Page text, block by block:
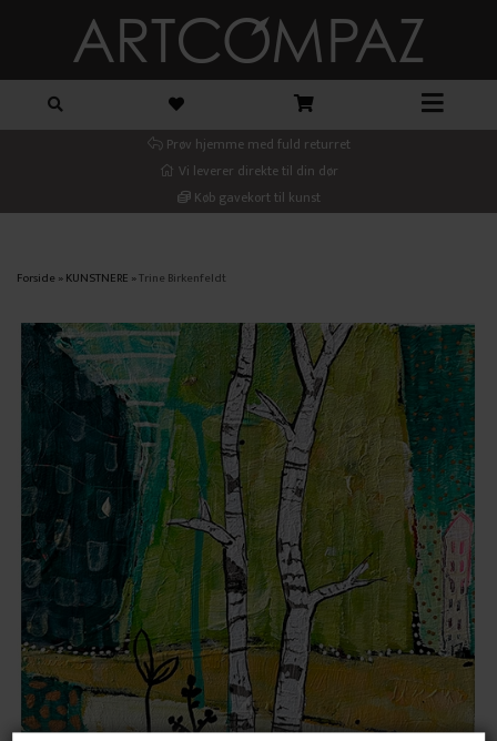
Prøv hjemme med fuld returret
Vi leverer direkte til din dør
Køb gavekort til kunst
Forside »KUNSTNERE »Trine Birkenfeldt